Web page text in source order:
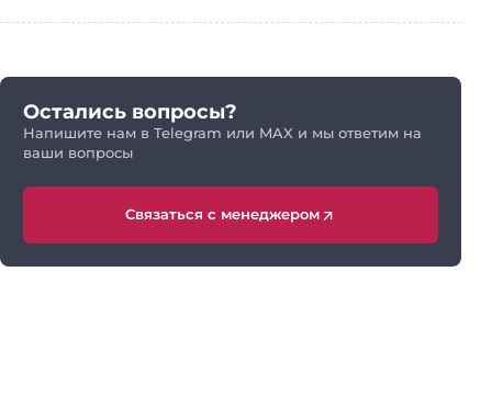
Остались вопросы?
Напишите нам в Telegram или MAX и мы ответим на
ваши вопросы
Связаться с менеджером